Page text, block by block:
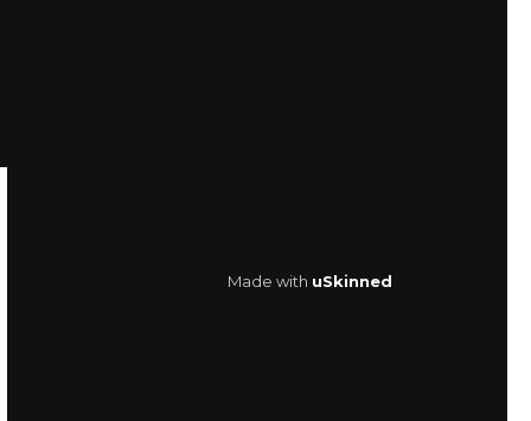
Made with uSkinned